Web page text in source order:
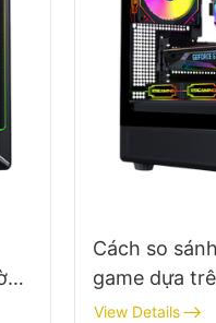
Cách so
game dựa
cấu trúc của
View Details